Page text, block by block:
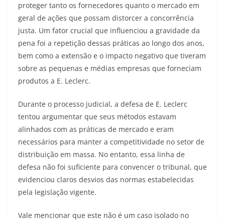
proteger tanto os fornecedores quanto o mercado em
geral de ações que possam distorcer a concorrência
justa. Um fator crucial que influenciou a gravidade da
pena foi a repetição dessas práticas ao longo dos anos,
bem como a extensão e o impacto negativo que tiveram
sobre as pequenas e médias empresas que forneciam
produtos a E. Leclerc.
Durante o processo judicial, a defesa de E. Leclerc
tentou argumentar que seus métodos estavam
alinhados com as práticas de mercado e eram
necessários para manter a competitividade no setor de
distribuição em massa. No entanto, essa linha de
defesa não foi suficiente para convencer o tribunal, que
evidenciou claros desvios das normas estabelecidas
pela legislação vigente.
Vale mencionar que este não é um caso isolado no